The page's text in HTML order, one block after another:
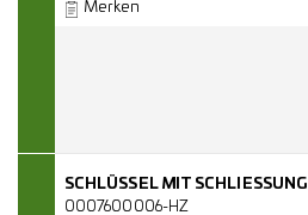
Merken
SCHLÜSSEL MIT SCHLIESSUNG
0007600006-HZ